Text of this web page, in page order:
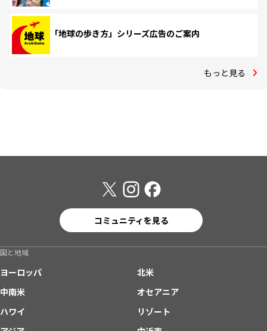
「地球の歩き方」シリーズ広告のご案内
もっと見る
コミュニティを見る
国と地域
ヨーロッパ
北米
中南米
オセアニア
ハワイ
リゾート